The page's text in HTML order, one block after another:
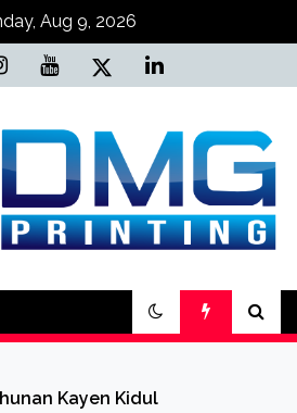
Aug 9, 2026
Online
Printing
Kayen Kidul